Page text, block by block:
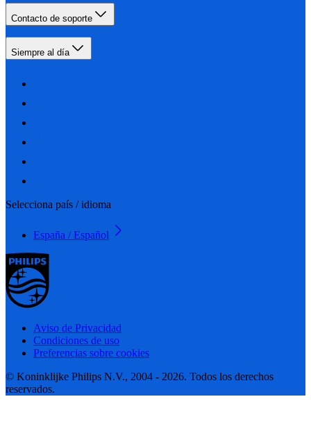
Contacto de soporte
Siempre al día
Selecciona país / idioma
España / Español
Aviso de Privacidad
Condiciones de uso
Preferencias sobre cookies
© Koninklijke Philips N.V., 2004 - 2026. Todos los derechos
reservados.